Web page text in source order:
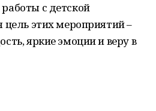
с детской
цель этих мероприятий –
яркие эмоции и веру в